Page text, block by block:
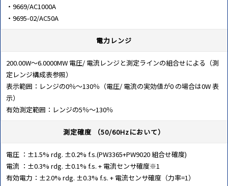
・9669/AC1000A
・9695-02/AC50A
電力レンジ
200.00W～6.0000MW 電圧/ 電流レンジと測定ラインの組合せによる（測
定レンジ構成表参照）
表示範囲：レンジの0％～130％（電圧/ 電流の実効値が0 の場合は0W 表
示）
有効測定範囲：レンジの5％～130％
測定確度 （50/60Hzにおいて）
電圧 ：±1.5% rdg. ±0.2% f.s.(PW3365+PW9020 組合せ確度)
電流 ：±0.3% rdg. ±0.1% f.s. + 電流センサ確度※1
有効電力：±2.0% rdg. ±0.3% f.s. + 電流センサ確度（力率=1）